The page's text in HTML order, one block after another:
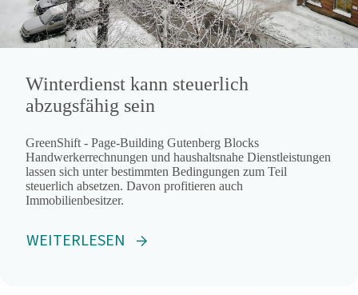
Winterdienst kann steuerlich
abzugsfähig sein
GreenShift - Page-Building Gutenberg Blocks
Handwerkerrechnungen und haushaltsnahe Dienstleistungen
lassen sich unter bestimmten Bedingungen zum Teil
steuerlich absetzen. Davon profitieren auch
Immobilienbesitzer.
WEITERLESEN